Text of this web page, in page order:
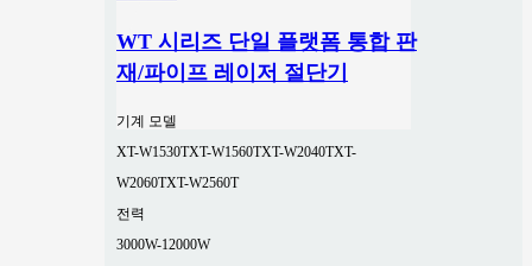
WT 시리즈 단일 플랫폼 통합 판
재/파이프 레이저 절단기
기계 모델
XT-W1530TXT-W1560TXT-W2040TXT-
W2060TXT-W2560T
전력
3000W-12000W